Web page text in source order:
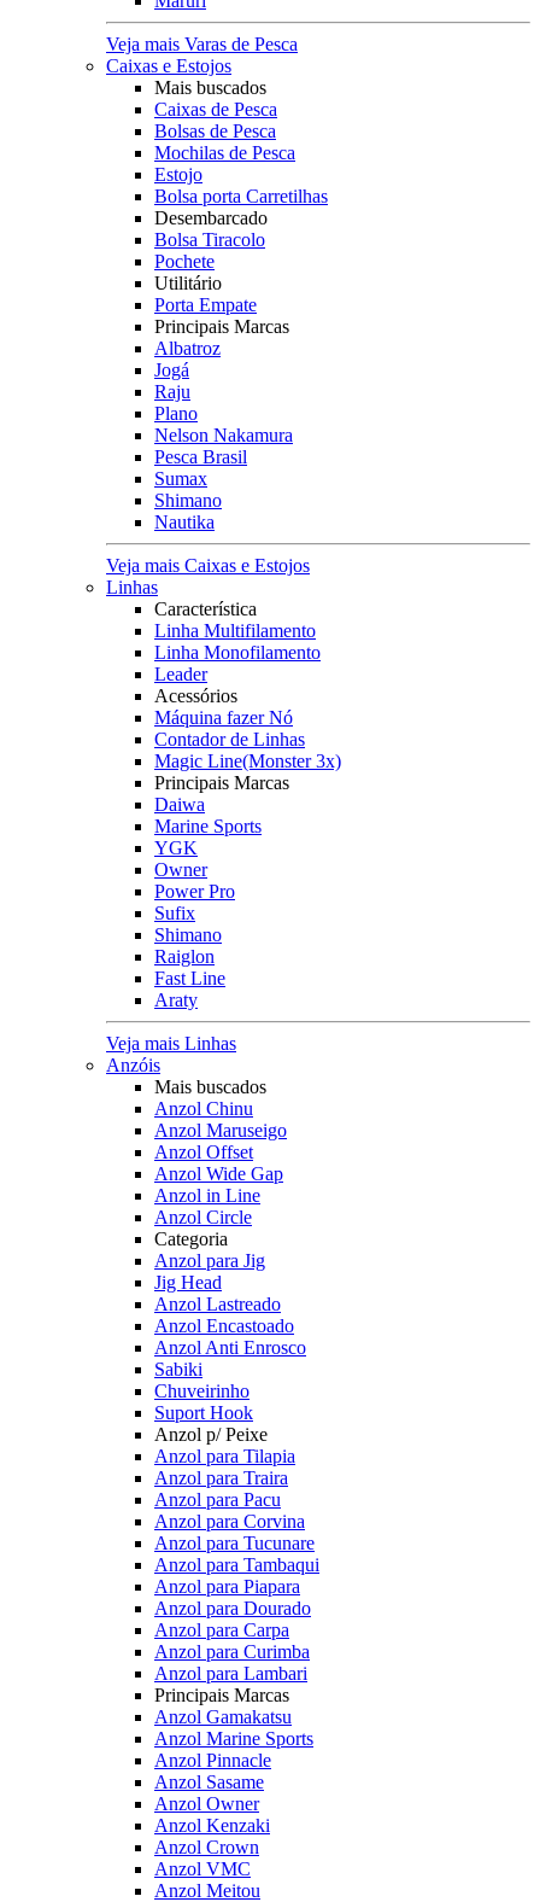
Veja mais Varas de Pesca
Caixas e Estojos
Mais buscados
Caixas de Pesca
Bolsas de Pesca
Mochilas de Pesca
Estojo
Bolsa porta Carretilhas
Desembarcado
Bolsa Tiracolo
Pochete
Utilitário
Porta Empate
Principais Marcas
Albatroz
Jogá
Raju
Plano
Nelson Nakamura
Pesca Brasil
Sumax
Shimano
Nautika
Veja mais Caixas e Estojos
Linhas
Característica
Linha Multifilamento
Linha Monofilamento
Leader
Acessórios
Máquina fazer Nó
Contador de Linhas
Magic Line(Monster 3x)
Principais Marcas
Daiwa
Marine Sports
YGK
Owner
Power Pro
Sufix
Shimano
Raiglon
Fast Line
Araty
Veja mais Linhas
Anzóis
Mais buscados
Anzol Chinu
Anzol Maruseigo
Anzol Offset
Anzol Wide Gap
Anzol in Line
Anzol Circle
Categoria
Anzol para Jig
Jig Head
Anzol Lastreado
Anzol Encastoado
Anzol Anti Enrosco
Sabiki
Chuveirinho
Suport Hook
Anzol p/ Peixe
Anzol para Tilapia
Anzol para Traira
Anzol para Pacu
Anzol para Corvina
Anzol para Tucunare
Anzol para Tambaqui
Anzol para Piapara
Anzol para Dourado
Anzol para Carpa
Anzol para Curimba
Anzol para Lambari
Principais Marcas
Anzol Gamakatsu
Anzol Marine Sports
Anzol Pinnacle
Anzol Sasame
Anzol Owner
Anzol Kenzaki
Anzol Crown
Anzol VMC
Anzol Meitou